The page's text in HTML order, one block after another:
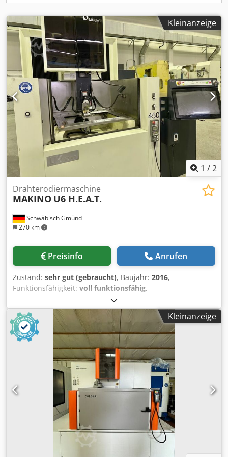
Kleinanzeige
1 /2
Schwäbisch Gmünd
270 km
Drahterodiermaschine
MAKINO U6 H.E.A.T.
Preisinfo Anrufen
Zustand: sehr gut (gebraucht), Baujahr: 2016,
Funktionsfähigkeit: voll funktionsfähig,
Maschinen-/Fahrzeugnummer:
Werkstückgewicht (max.):1.500 kg, Verfahrweg X-Achse:
650 mm
, Verfahrweg Y-Achse: 450 mm
, Verfahrweg Z-
Achse:420 mm, Werkstückhöhe (max.):420 mm
Werkstückbreite (max.):
800 mm , Werkstücklänge (max.):
, Gesamtgewicht:6.000 kg, Ausstattung:
Dokumentation/Handbuch, Kühlaggregat, Makino U6
H.E.A.T. ist eine hochpräzise Drahterodiermaschine (Wire
EDM) für die Bearbeitung von Werkzeugstahl, Hartmetall,
Titan, Inconel und anderen schwer zerspanbaren
Werkstoffen. Sie ist insbesondere für Werkzeug- und
Formenbau, Luft- und Raumfahrt, Medizintechnik sowie
Präzisionsfertigung ausgelegt. Wichtige technische Daten:
Verfahrwege (X/Y/Z): 650 × 450 × 420 mm Dcsdpfx Aszq Tc
Doltjk U/V-Achsen: ±75 mm Max. Werkstückgröße: 1.000 ×
Kleinanzeige